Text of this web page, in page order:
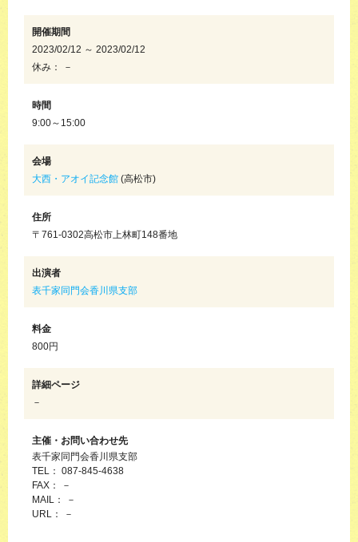
開催期間
2023/02/12 ～ 2023/02/12
休み： －
時間
9:00～15:00
会場
大西・アオイ記念館 (高松市)
住所
〒761-0302高松市上林町148番地
出演者
表千家同門会香川県支部
料金
800円
詳細ページ
－
主催・お問い合わせ先
表千家同門会香川県支部
TEL： 087-845-4638
FAX： －
MAIL： －
URL： －